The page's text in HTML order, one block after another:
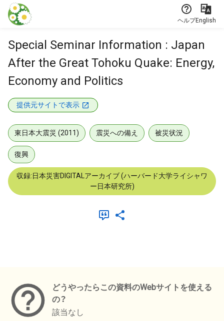
本文に飛ぶ
ヘルプEnglish
Special Seminar Information : Japan
After the Great Tohoku Quake: Energy,
Economy and Politics
提供元サイトで表示
東日本大震災 (2011) 震災への備え 被災状況
復興
収録:日本災害DIGITALアーカイブ (ハーバード大学ライシャワ
ー日本研究所)
どうやったらこの資料のWebサイトを使える
の？
該当なし